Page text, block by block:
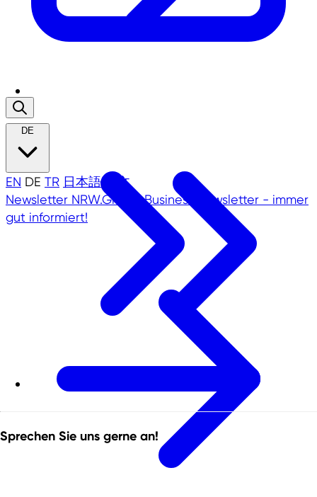
DE
EN DE TR 日本語
中文
Newsletter NRW.Global Business Newsletter - immer
gut informiert!
Sprechen Sie uns gerne an!